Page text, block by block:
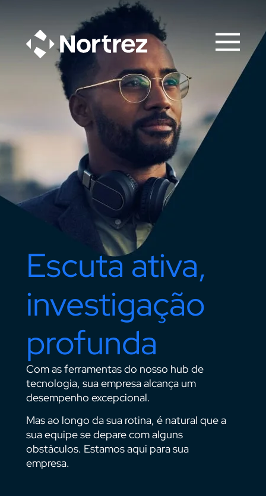
Escuta ativa,
investigação
profunda
Com as ferramentas do nosso hub de
tecnologia, sua empresa alcança um
desempenho excepcional.
Mas ao longo da sua rotina, é natural que a
sua equipe se depare com alguns
obstáculos. Estamos aqui para sua
empresa.